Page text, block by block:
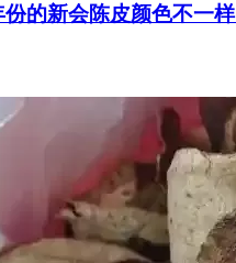
份的新会陈皮颜色不一